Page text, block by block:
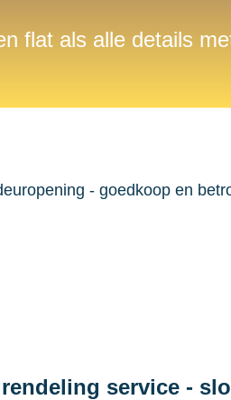
flat als alle details
- goedkoop en
service -